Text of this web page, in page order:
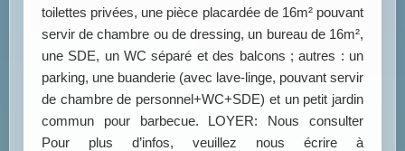
toilettes privées, une pièce placardée de 16m² pouvant
servir de chambre ou de dressing, un bureau de 16m²,
une SDE, un WC séparé et des balcons ; autres : un
parking, une buanderie (avec lave-linge, pouvant servir
de chambre de personnel+WC+SDE) et un petit jardin
commun pour barbecue. LOYER: Nous consulter
Pour plus d’infos, veuillez nous écrire à